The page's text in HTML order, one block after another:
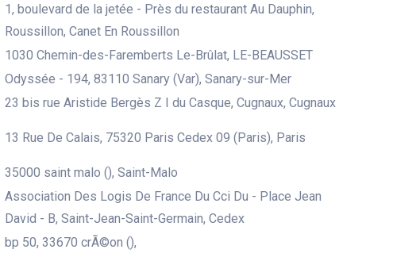
1, boulevard de la jetée - Près du restaurant Au Dauphin,
Roussillon, Canet En Roussillon
1030 Chemin-des-Faremberts Le-Brûlat, LE-BEAUSSET
Odyssée - 194, 83110 Sanary (Var), Sanary-sur-Mer
23 bis rue Aristide Bergès Z I du Casque, Cugnaux, Cugnaux
13 Rue De Calais, 75320 Paris Cedex 09 (Paris), Paris
35000 saint malo (), Saint-Malo
Association Des Logis De France Du Cci Du - Place Jean
David - B, Saint-Jean-Saint-Germain, Cedex
bp 50, 33670 crÃ©on (),